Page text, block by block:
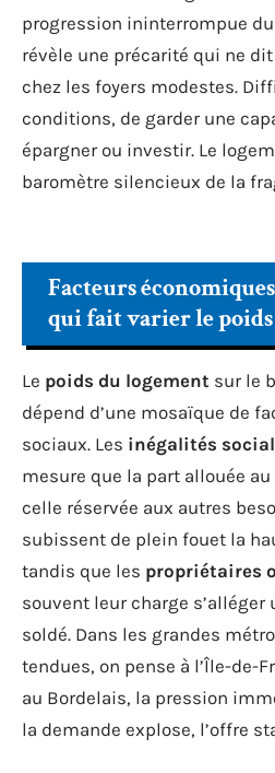
progression ininterrompue
révèle une précarité qui ne
chez les foyers modestes.
conditions, de garder une
épargner ou investir. Le
baromètre silencieux de la
Facteurs
qui fait varier le
Le poids du logement sur le
dépend d’une mosaïque de
sociaux. Les inégalités
mesure que la part allouée
celle réservée aux autres
subissent de plein fouet la
tandis que les propriétaires
souvent leur charge s’alléger
soldé. Dans les grandes
tendues, on pense à l’Île-de-
au Bordelais, la pression
la demande explose, l’offre